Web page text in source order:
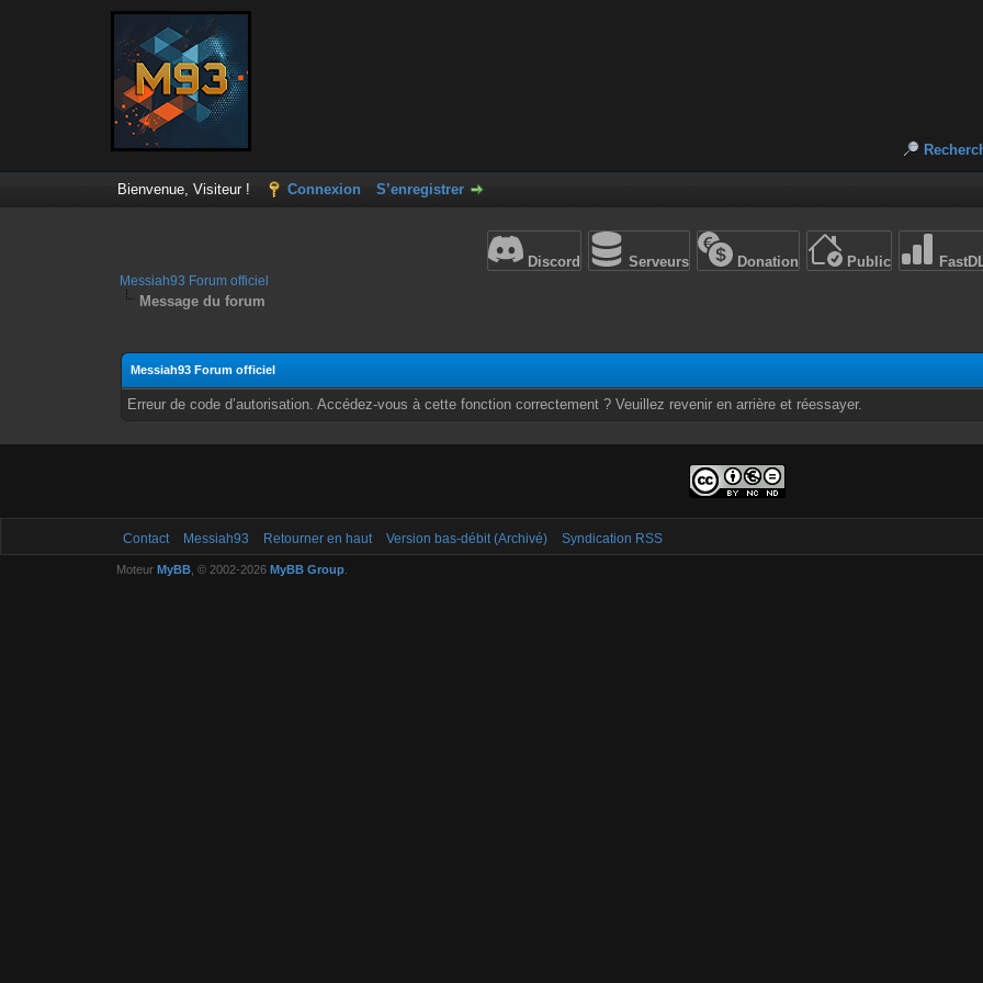
Bienvenue, Visiteur ! Connexion S’enregistrer
Discord Serveurs Donation Public
Messiah93 Forum officiel
Message du forum
Messiah93 Forum officiel
Erreur de code d’autorisation. Accédez-vous à cette fonction correctement ? Veuillez revenir en arrière et réessayer.
Contact Messiah93 Retourner en haut Version bas-débit (Archivé) Syndication RSS
Moteur MyBB, © 2002-2026 MyBB Group.